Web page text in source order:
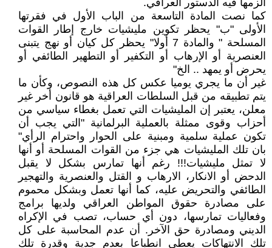
ألزمها فيه الدستور العراقي.
كما نصت المادة التاسعة من الباب الأول في فقرتها
الأولى "ب" يحظر تكوين مليشيات خارج إطار القوات
المسلحة " والمادة 7 أولا" يحظر كل كيان أو نهج يتبنى
العنصرية أو الإرهاب أو التكفير أو التطهير الطائفي أو
يحرض أو يمهد .. الخ"
غير أن ما يجري يوميا عكس كل هذه النصوص، وكأن ما
يتم تطبيقه من قبل السلطات العراقية هو قانون أخر غير
معلن، يعتبر إن المليشيات التي تعمل بغطاء سياسي من
أحزاب وقوى ممثلة بالعملية البرلمانية "التي يجب أن
تكون عملية سلمية ومبنية على الحوار واحترام الرأي"
بان تلك المليشيات هي جزء من القوات المسلحة أو أنها
لا تمثل مليشيات!!! رغم أنها تمارس بشكل لا يقبل
الدحض أو الانكار، الارهاب و القتل والعنصرية والتهجير
الطائفي والتحريض عليه، كما أنها تعمل وبشكل محموم
على مصادرة حقوق المواطن العراقي ولديها برامج
وفعاليات تمارسها، دون أي حساب، تصب في الإكراه
الديني ومصادرة حق الآخر. أن عدم المحاسبة على كل
تلك الانتهاكات يعطي انطباعا بعدم جدية وقدرة تلك